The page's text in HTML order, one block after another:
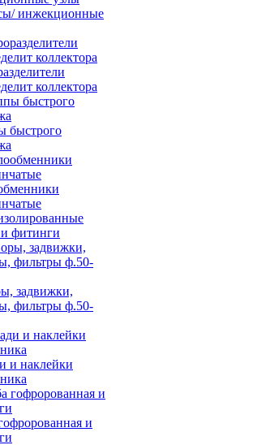
инжекционные
коллектора
быстрого
фитинги
задвижки,
фильтры ф.50-
и наклейки
и